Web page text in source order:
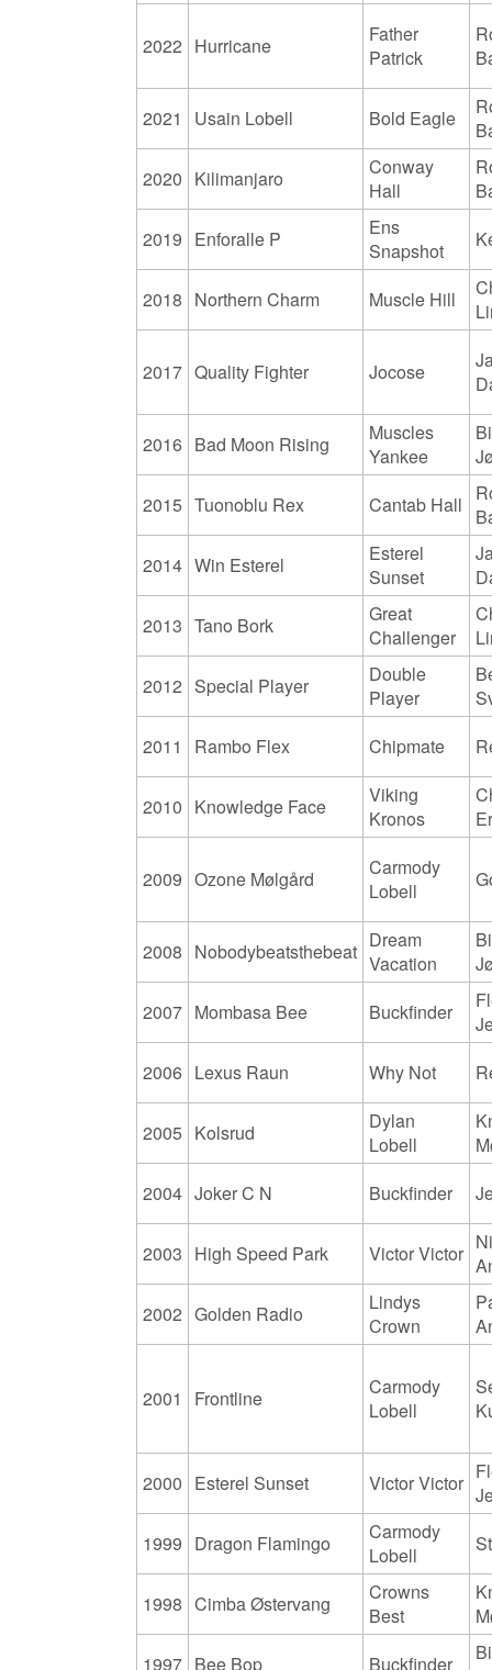
2022 Hurricane
Father
Patrick
2021 Usain Lobell Bold Eagle
2020 Kilimanjaro
Conway
Hall
2019 Enforalle P
Ens
Snapshot
2018 Northern Charm Muscle Hill
2017 Quality Fighter Jocose
2016 Bad Moon Rising
Muscles
Yankee
2015 Tuonoblu Rex Cantab Hall
2014 Win Esterel
Esterel
Sunset
2013 Tano Bork
Great
Challenger
2012 Special Player
Double
Player
2011
Rambo Flex Chipmate
2010 Knowledge Face
Viking
Kronos
2009 Ozone Mølgård
Carmody
Lobell
2008 Nobodybeatsthebeat Dream
Vacation
2007 Mombasa Bee Buckfinder
2006 Lexus Raun Why Not
2005 Kolsrud
Dylan
Lobell
2004 Joker C N Buckfinder
2003 High Speed Park Victor Victor
2002 Golden Radio
Lindys
Crown
2001 Frontline
Carmody
Lobell
2000 Esterel Sunset Victor Victor
1999 Dragon Flamingo
Carmody
Lobell
1998 Cimba Østervang
Crowns
Best
1997 Bee Bop Buckfinder